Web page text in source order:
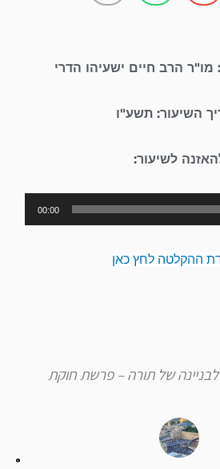
מו"ר הרב חיים ישעיהו הדרי
השיעור: תשע"ו
לשיעור:
נגן
אודיו
00:00
ההקלטה לחץ כאן